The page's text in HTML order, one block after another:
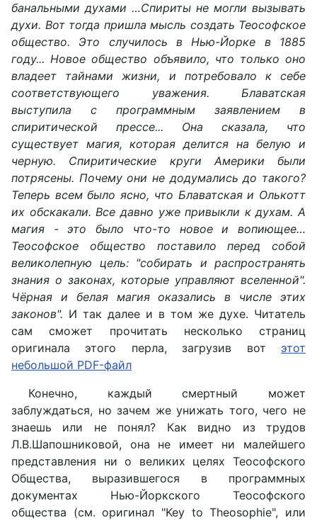
банальными духами …Спириты не могли вызывать
духи. Вот тогда пришла мысль создать Теософское
общество. Это случилось в Нью-Йорке в 1885
году... Новое общество объявило, что только оно
владеет тайнами жизни, и потребовало к себе
соответствующего уважения. Блаватская
выступила с программным заявлением в
спиритической прессе... Она сказала, что
существует магия, которая делится на белую и
черную. Спиритические круги Америки были
потрясены. Почему они не додумались до такого?
Теперь всем было ясно, что Блаватская и Олькотт
их обскакали. Все давно уже привыкли к духам. А
магия - это было что-то новое и вопиющее…
Теософское общество поставило перед собой
великолепную цель: "собирать и распространять
знания о законах, которые управляют вселенной".
Чёрная и белая магия оказались в числе этих
законов". И так далее и в том же духе. Читатель
сам сможет прочитать несколько страниц
оригинала этого перла, загрузив вот этот
небольшой PDF-файл
Конечно, каждый смертный может
заблуждаться, но зачем же унижать того, чего не
знаешь или не понял? Как видно из трудов
Л.В.Шапошниковой, она не имеет ни малейшего
представления ни о великих целях Теософского
Общества, выразившегося в программных
документах Нью-Йоркского Теософского
общества (см. оригинал "Key to Theosophie", или